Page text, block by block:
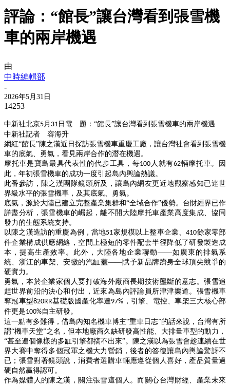
評論：“館長”讓台灣看到張雪機
車的兩岸機遇
由
中時編輯部
-
2026年5月31日
14253
中新社北京5 月 31 日電 題：“館長”讓台灣看到張雪機車的兩岸機遇
中新社記者 容海升
網紅“館長”陳之漢近日探訪張雪機車重慶工廠，讓台灣社會看到張雪機
車的底氣、勇氣，看見兩岸合作的潛在機遇。
摩托車是寶島最具代表性的代步工具，每100 人就有62輛摩托車。因
此，年初張雪機車的成功一度引起島內輿論熱議。
此番參訪，陳之漢團隊鏡頭所及，讓島內網友更近地觀察感知已達世
界級水平的張雪機車，及其底氣、勇氣。
底氣，源於大陸已建立完整產業集群和“全域合作”優勢。台財經界已作
詳盡分析，張雪機車的崛起，離不開大陸摩托車產業高度集成、協同
發力的生態系統支持。
以陳之漢造訪的重慶為例，當地51家規模以上整車企業、410餘家零部
件企業構成供應網絡，空間上極短的零件配套半徑降低了研發製造成
本，提高生產效率。此外，大陸各地企業聯動——如廣東的排氣系
統、浙江的車架、安徽的汽缸蓋——賦予新品牌躋身全球頂尖競爭的
硬實力。
勇氣，本於企業家個人要打破海外廠商長期技術壟斷的意志。張雪追
趕世界前沿的決心和付出，近來為島內評論員所津津樂道。張雪機車
奪冠車型820RR基礎版國產化率達97% ，引擎、電控、車架三大核心部
件更是100%自主研發。
這一點有多難得，借島內知名機車博主“重車日志”的話來說，台灣有所
謂“機車天堂”之名，但本地廠商久缺研發高性能、大排量車型的動力，
“甚至連個像樣的多缸引擎都搞不出來”。陳之漢以為張雪會趁連續在世
界大賽中奪得多個冠軍之機大力營銷，後者的答復讓島內輿論驚訝不
已；張雪對著鏡頭說，消費者選購車輛應遵從個人喜好，產品質量過
硬自然贏得認可。
作為媒體人的陳之漢，關注張雪這個人。而關心台灣財經、產業未來